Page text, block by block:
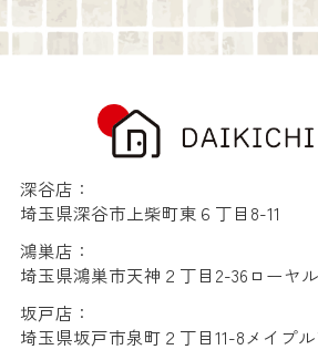
深谷店：
埼玉県深谷市上柴町東６丁目8-11
鴻巣店：
埼玉県鴻巣市天神２丁目2-36ローヤ
坂戸店：
埼玉県坂戸市泉町２丁目11-8メイプル